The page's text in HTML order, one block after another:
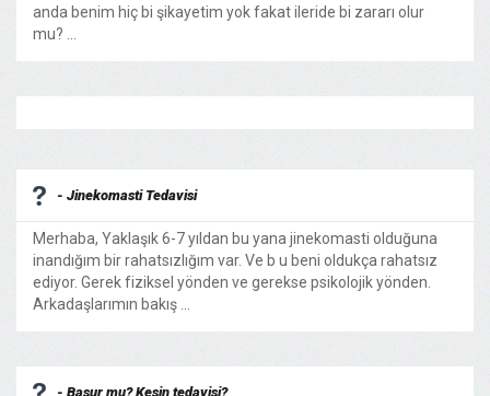
anda benim hiç bi şikayetim yok fakat ileride bi zararı olur
mu? ...
- Jinekomasti Tedavisi
Merhaba, Yaklaşık 6-7 yıldan bu yana jinekomasti olduğuna
inandığım bir rahatsızlığım var. Ve b u beni oldukça rahatsız
ediyor. Gerek fiziksel yönden ve gerekse psikolojik yönden.
Arkadaşlarımın bakış ...
- Basur mu? Kesin tedavisi?